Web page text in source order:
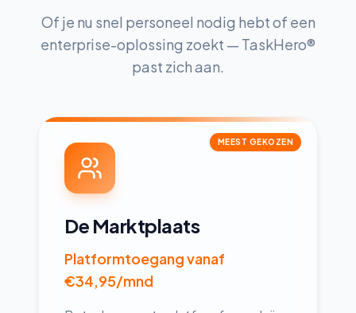
Of je nu snel personeel nodig hebt of een
enterprise-oplossing zoekt — TaskHero®
past zich aan.
MEEST GEKOZEN
De Marktplaats
Platformtoegang vanaf
€34,95/mnd